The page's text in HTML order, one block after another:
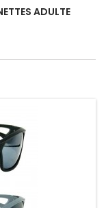
ADULTE